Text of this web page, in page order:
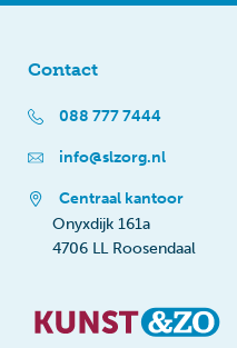
Contact
088 777 7444
info@slzorg.nl
Centraal kantoor
Onyxdijk 161a
4706 LL Roosendaal